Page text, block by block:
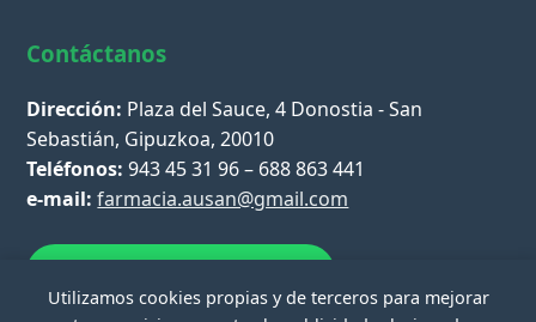
Contáctanos
Dirección: Plaza del Sauce, 4 Donostia - San
Sebastián, Gipuzkoa, 20010
Teléfonos: 943 45 31 96 – 688 863 441
e-mail: farmacia.ausan@gmail.com
Utilizamos cookies propias y de terceros para mejorar